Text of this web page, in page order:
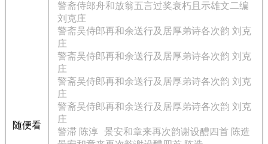
随便看
警斋侍郎舟和放翁五言过奖衰朽且示雄文二编
刘克庄
警斋吴侍郎再和余送行及居厚弟诗各次韵 刘克
庄
警斋吴侍郎再和余送行及居厚弟诗各次韵 刘克
庄
警斋吴侍郎再和余送行及居厚弟诗各次韵 刘克
庄
警斋吴侍郎再和余送行及居厚弟诗各次韵 刘克
庄
警滞 陈淳 景安和章来再次韵谢设醴四首 陈造